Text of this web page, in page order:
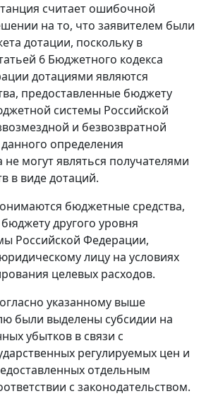
считает ошибочной
на то, что заявителем были
дотации, поскольку в
6 Бюджетного кодекса
дотациями являются
предоставленные бюджету
системы Российской
и безвозвратной
определения
могут являться получателями
в виде дотаций.
бюджетные средства,
другого уровня
Российской Федерации,
лицу на условиях
целевых расходов.
указанному выше
были выделены субсидии на
убытков в связи с
регулируемых цен и
отдельным
с законодательством.